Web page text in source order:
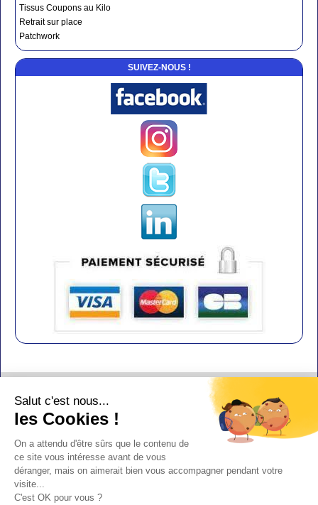
Tissus Coupons au Kilo
Retrait sur place
Patchwork
SUIVEZ-NOUS !
Mentions légales
Salut c'est nous...
les Cookies !
On a attendu d'être sûrs que le contenu de
ce site vous intéresse avant de vous
déranger, mais on aimerait bien vous accompagner pendant votre
visite...
C'est OK pour vous ?